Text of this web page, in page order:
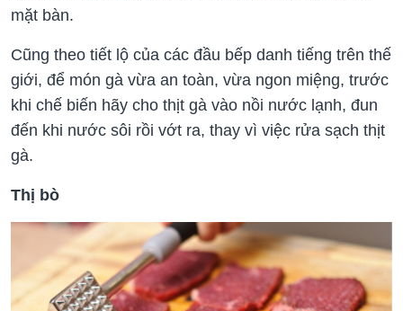
mặt bàn.
Cũng theo tiết lộ của các đầu bếp danh tiếng trên thế
giới, để món gà vừa an toàn, vừa ngon miệng, trước
khi chế biến hãy cho thịt gà vào nồi nước lạnh, đun
đến khi nước sôi rồi vớt ra, thay vì việc rửa sạch thịt
gà.
Thị bò